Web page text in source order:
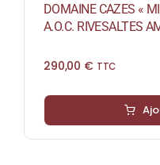
DOMAINE CAZES «
A.O.C. RIVESALTES
290,00 € TTC